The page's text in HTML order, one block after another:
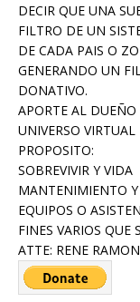
DECIR QUE UNA
FILTRO DE UN
DE CADA PAIS O
GENERANDO UN
DONATIVO.
APORTE AL
UNIVERSO VIRTUAL
PROPOSITO:
SOBREVIVIR Y VIDA
MANTENIMIENTO Y
EQUIPOS O
FINES VARIOS QUE
ATTE: RENE